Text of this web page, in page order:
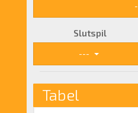
Slutspil
---
Tabel